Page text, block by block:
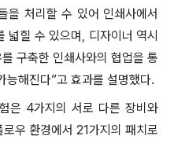
을 처리할 수 있어 인쇄사에서
넓힐 수 있으며, 디자이너 역시
구축한 인쇄사와의 협업을 통
능해진다”고 효과를 설명했다.
은 4가지의 서로 다른 장비와
우 환경에서 21가지의 패치로